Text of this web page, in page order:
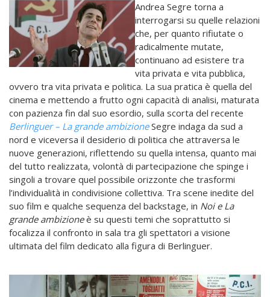
Andrea Segre torna a
interrogarsi su quelle relazioni
che, per quanto rifiutate o
radicalmente mutate,
continuano ad esistere tra
vita privata e vita pubblica,
ovvero tra vita privata e politica. La sua pratica è quella del
cinema e mettendo a frutto ogni capacità di analisi, maturata
con pazienza fin dal suo esordio, sulla scorta del recente
Berlinguer – La grande ambizione Segre indaga da sud a
nord e viceversa il desiderio di politica che attraversa le
nuove generazioni, riflettendo su quella intensa, quanto mai
del tutto realizzata, volontà di partecipazione che spinge i
singoli a trovare quel possibile orizzonte che trasformi
l’individualità in condivisione collettiva. Tra scene inedite del
suo film e qualche sequenza del backstage, in Noi e La
grande ambizioneè su questi temi che soprattutto si
focalizza il confronto in sala tra gli spettatori a visione
ultimata del film dedicato alla figura di Berlinguer.